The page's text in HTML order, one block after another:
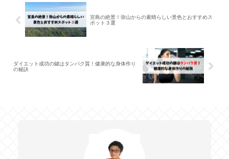
宮島の絶景！弥山からの素晴らしい景色とおすすめス
ポット３選
ダイエット成功の鍵はタンパク質！健康的な身体作り
の秘訣